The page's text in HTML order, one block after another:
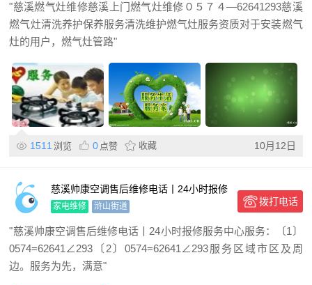
"慈溪燃气灶维修慈溪上门燃气灶维修０５７４—62641293慈溪
燃气灶清洗养护保养服务清洗维护燃气灶服务资质对于安装燃气
灶的用户，燃气灶管路"
1511 浏览 0 点赞 收藏 10月12日
慈溪帅康空调售后维修电话丨24小时报修
服务中心
家电维修 浒山街道 拨打电话
"慈溪帅康空调售后维修电话丨24小时报修服务中心服务：〔1〕
0574=62641∠293〔2〕0574=62641∠293服务区域市区及周
边。服务为先，满意"